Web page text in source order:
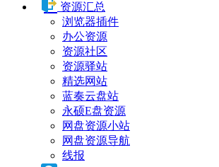
资源汇总
浏览器插件
办公资源
资源社区
资源驿站
精选网站
蓝奏云盘站
永硕E盘资源
网盘资源小站
网盘资源导航
线报